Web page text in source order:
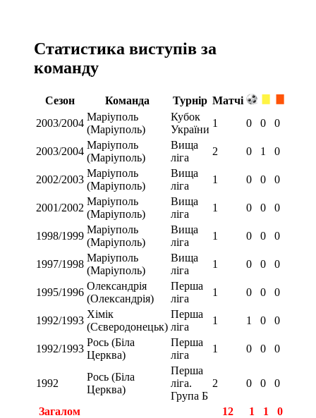
Статистика виступів за
команду
Сезон Команда Турнір Матчі
2003/2004
Маріуполь
(Маріуполь)
Кубок
України
1 0 0 0
2003/2004
Маріуполь
(Маріуполь)
Вища
ліга
2 0 1 0
2002/2003
Маріуполь
(Маріуполь)
Вища
ліга
1 0 0 0
2001/2002
Маріуполь
(Маріуполь)
Вища
ліга
1 0 0 0
1998/1999
Маріуполь
(Маріуполь)
Вища
ліга
1 0 0 0
1997/1998
Маріуполь
(Маріуполь)
Вища
ліга
1 0 0 0
1995/1996
Олександрія
(Олександрія)
Перша
ліга
1 0 0 0
1992/1993
Хімік
(Сєверодонецьк)
Перша
ліга
1 1 0 0
1992/1993
Рось (Біла
Церква)
Перша
ліга
1 0 0 0
1992
Рось (Біла
Церква)
Перша
ліга.
Група Б
2 0 0 0
Загалом 12 1 1 0